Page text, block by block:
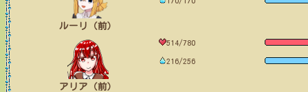
ルーリ（前）
アリア（前）
514/780
216/256